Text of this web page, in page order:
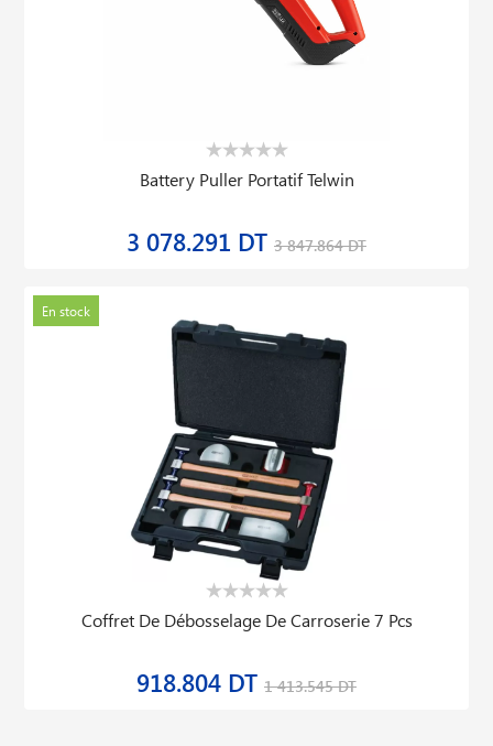
Battery Puller Portatif Telwin
3 078.291 DT 3 847.864 DT
En stock
Coffret De Débosselage De Carroserie 7 Pcs
918.804 DT 1 413.545 DT